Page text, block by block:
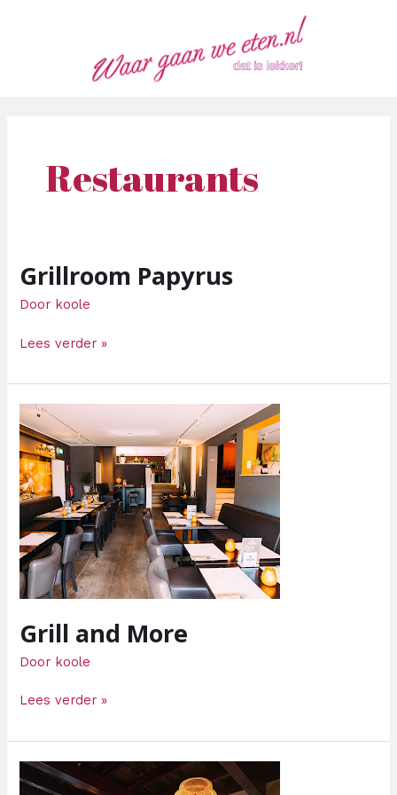
Restaurants
Grillroom Papyrus
Door koole
Grillroom
Lees verder »
Grill and More
Door koole
Grill
and
More
Lees verder »
Proeverij
13